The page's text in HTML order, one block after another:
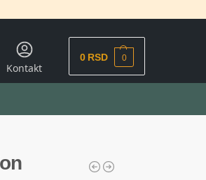
Kontakt
0 RSD 0